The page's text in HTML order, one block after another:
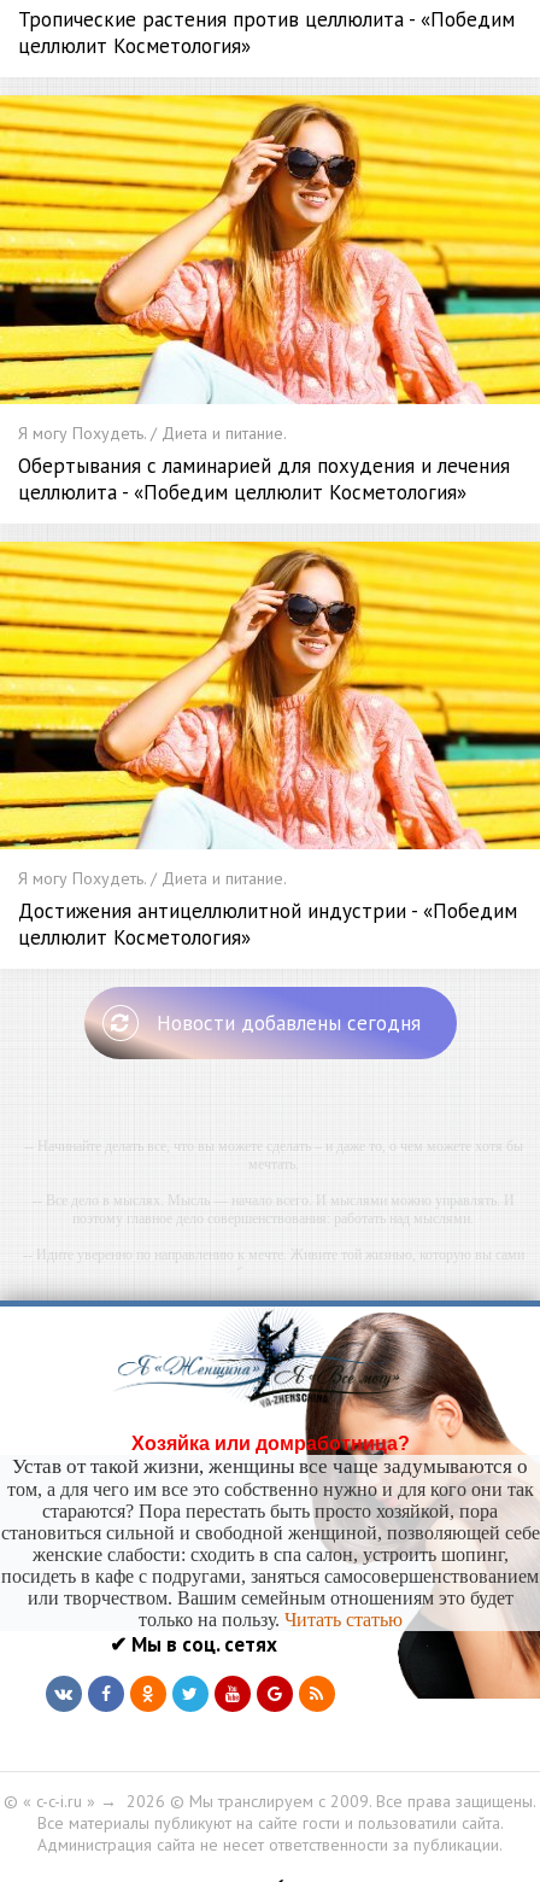
Тропические растения против целлюлита - «Победим
целлюлит Косметология»
Я могу Похудеть. / Диета и питание.
Обертывания с ламинарией для похудения и лечения
целлюлита - «Победим целлюлит Косметология»
Я могу Похудеть. / Диета и питание.
Достижения антицеллюлитной индустрии - «Победим
целлюлит Косметология»
Новости добавлены сегодня
-- Начинайте делать все, что вы можете сделать – и даже то, о чем можете хотя бы
мечтать.
-- Все дело в мыслях. Мысль — начало всего. И мыслями можно управлять. И
поэтому главное дело совершенствования: работать над мыслями.
-- Идите уверенно по направлению к мечте. Живите той жизнью, которую вы сами
-- Самое большое богатство — это ум. Самая большая нищета — глупость. Из всех
страхов самый пугающий — самолюбование.
-- Лучшее, что можно сделать с хорошим советом, это пропустить его мимо ушей. Он
никогда не бывает полезен никому, кроме того, кто его дал.
-- Люблю давать советы и очень не люблю, когда их дают мне.
Хозяйка или домработница?
Устав от такой жизни, женщины все чаще задумываются о
том, а для чего им все это собственно нужно и для кого они так
стараются? Пора перестать быть просто хозяйкой, пора
становиться сильной и свободной женщиной, позволяющей себе
женские слабости: сходить в спа салон, устроить шопинг,
посидеть в кафе с подругами, заняться самосовершенствованием
или творчеством. Вашим семейным отношениям это будет
только на пользу. Читать статью
✔ Мы в соц. сетях
© « c-c-i.ru » → 2026 © Мы транслируем с 2009. Все права защищены.
Все материалы публикуют на сайте гости и пользоватили сайта.
Администрация сайта не несет ответственности за публикации.